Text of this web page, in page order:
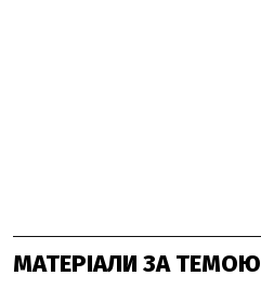
МАТЕРІАЛИ ЗА ТЕМОЮ